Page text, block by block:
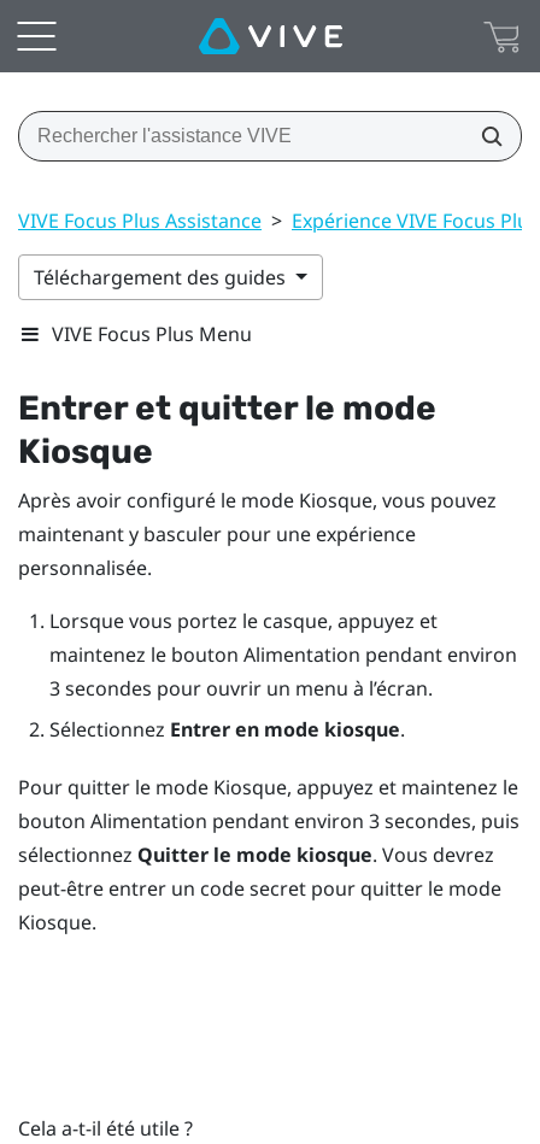
VIVE Focus Plus Assistance > Expérience VIVE Focus Plus
Téléchargement des guides
VIVE Focus Plus Menu
Entrer et quitter le mode
Kiosque
Après avoir configuré le mode Kiosque, vous pouvez
maintenant y basculer pour une expérience
personnalisée.
Lorsque vous portez le casque, appuyez et
maintenez le bouton Alimentation pendant environ
3 secondes pour ouvrir un menu à l’écran.
Sélectionnez Entrer en mode kiosque.
Pour quitter le mode Kiosque, appuyez et maintenez le
bouton Alimentation pendant environ 3 secondes, puis
sélectionnez Quitter le mode kiosque. Vous devrez
peut-être entrer un code secret pour quitter le mode
Kiosque.
Cela a-t-il été utile ?